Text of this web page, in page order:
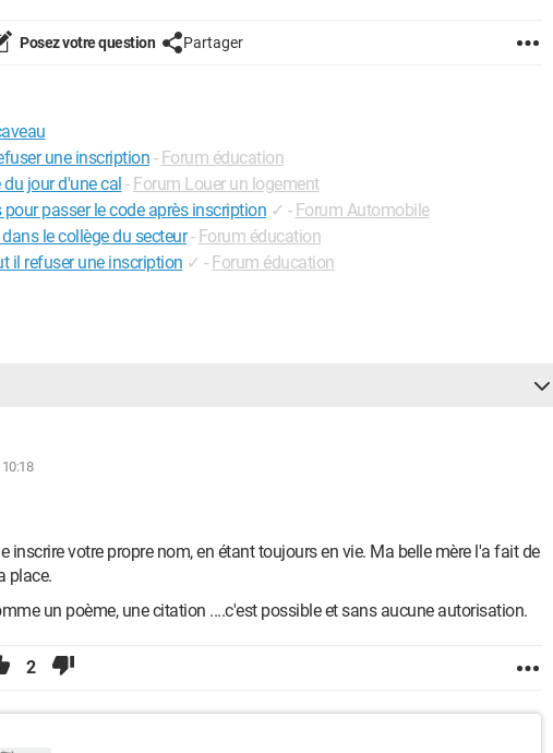
Posez votre question Partager
une inscription - Forum éducation
jour d'une cal - Forum Louer un logement
passer le code après inscription ✓ - Forum Automobile
le collège du secteur - Forum éducation
il refuser une inscription ✓ - Forum éducation
inscrire votre propre nom, en étant toujours en vie. Ma belle mère l'a fait de
place.
un poème, une citation ....c'est possible et sans aucune autorisation.
2